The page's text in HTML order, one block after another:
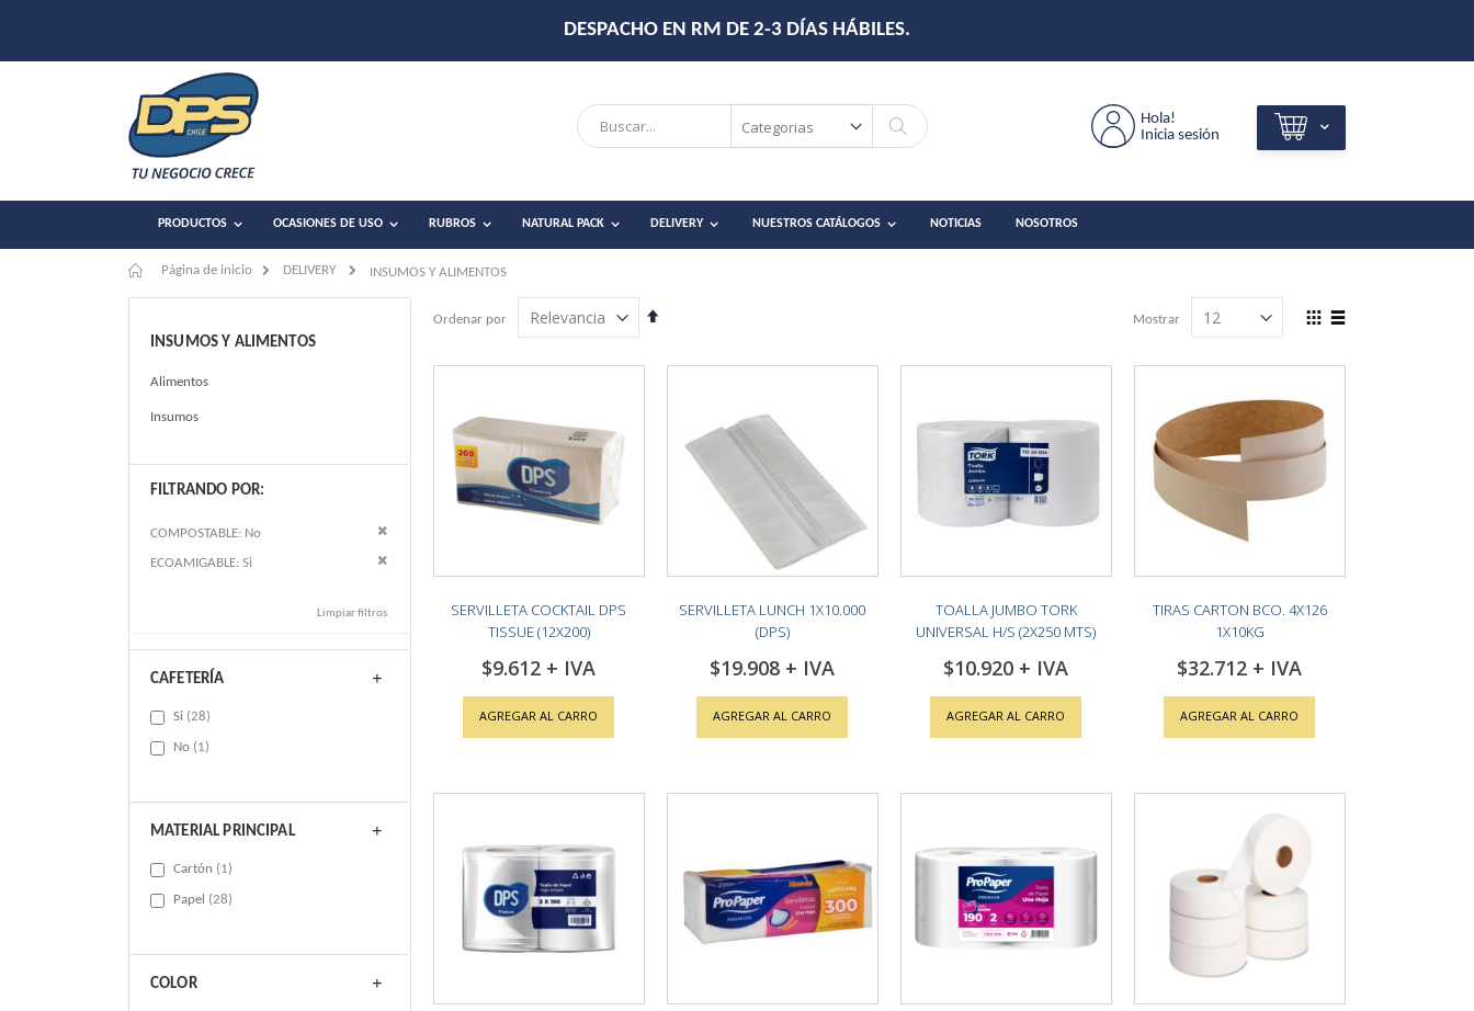
DESPACHO EN RM DE 2-3 DÍAS HÁBILES.
Search
Hola!
Inicia sesión
PRODUCTOS OCASIONES DE USO RUBROS NATURAL PACK DELIVERY NUESTROS CATÁLOGOS NOTICIAS NOSOTROS
Página de inicio DELIVERY INSUMOS Y ALIMENTOS
Ordenar por
View
Mostrar
SERVILLETA COCKTAIL DPS
TISSUE (12X200)
$9.612
AGREGAR AL CARRO
SERVILLETA LUNCH 1X10.000
(DPS)
$19.908
AGREGAR AL CARRO
TOALLA JUMBO TORK
UNIVERSAL H/S (2X250 MTS)
$10.920
AGREGAR AL CARRO
TIRAS CARTON BCO. 4X126
1X10KG
$32.712
AGREGAR AL CARRO
INSUMOS Y ALIMENTOS
Alimentos
Insumos
FILTRANDO POR:
COMPOSTABLE No Remove This Item
ECOAMIGABLE Si Remove This Item
Limpiar filtros
CAFETERÍA
Si 28items
No 1item
MATERIAL PRINCIPAL
Cartón 1item
Papel 28items
COLOR